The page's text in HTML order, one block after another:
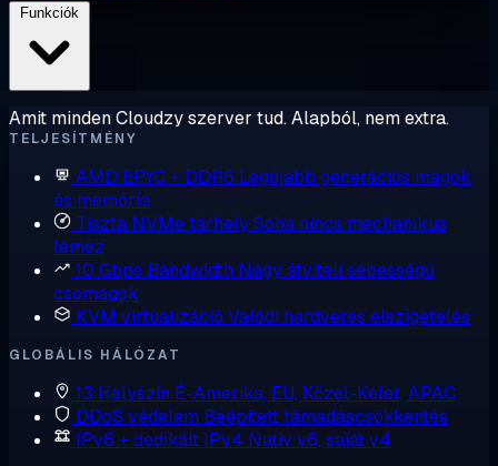
Amit minden Cloudzy szerver tud. Alapból, nem extra.
TELJESÍTMÉNY
AMD EPYC + DDR5 Legújabb generációs magok
és memória
Tiszta NVMe tárhelySoha nincs mechanikus
lemez
10 Gbps Bandwidth Nagy átviteli sebességű
csomagok
KVM virtualizáció Valódi hardveres elszigetelés
GLOBÁLIS HÁLÓZAT
13 Helyszín É-Amerika, EU, Közel-Kelet, APAC
DDoS védelem Beépített támadáscsökkentés
IPv6 + dedikált IPv4 Natív v6, saját v4